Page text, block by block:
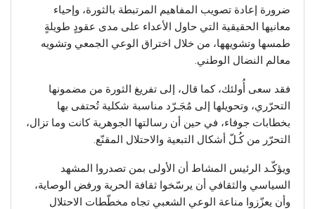
ضرورة إعادة تصويب المفاهيم المرتبطة بالثورة، وإحياء
معانيها الحقيقية التي حاول الأعداء على مدى عقودٍ طويلةٍ
طمسها وتشويهها، من خلال اختراق الوعي الجمعي وتشويه
معالم النضال الوطني.
فقد سعى أُولئك، كما قال، إلى تفريغ الثورة من مضمونها
التحرّري، وتحويلها إلى مُجَـرّد مناسبة شكلية تُحتفى بها
بخطابات جوفاء، في حين أن رسالتها الجوهرية كانت وما تزال،
التحرّر من كُـلّ أشكال التبعية والاحتلال المقنّع.
ويؤكّـد الرئيس المشاط أن الأولى بمن تصدروا المشهد
السياسي والثقافي أن يرسّخوا ثقافة الحرية ورفض الوصاية،
وأن يعزّزوا مناعة الوعي الشعبي تجاه مخطّطات الاحتلال